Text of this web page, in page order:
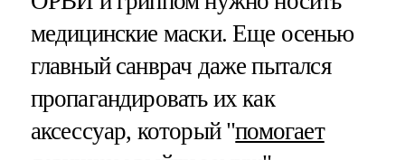
медицинские маски. Еще осенью
главный санврач даже пытался
пропагандировать их как
аксессуар, который "помогает